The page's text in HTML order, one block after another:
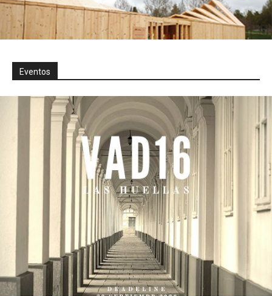
Eventos